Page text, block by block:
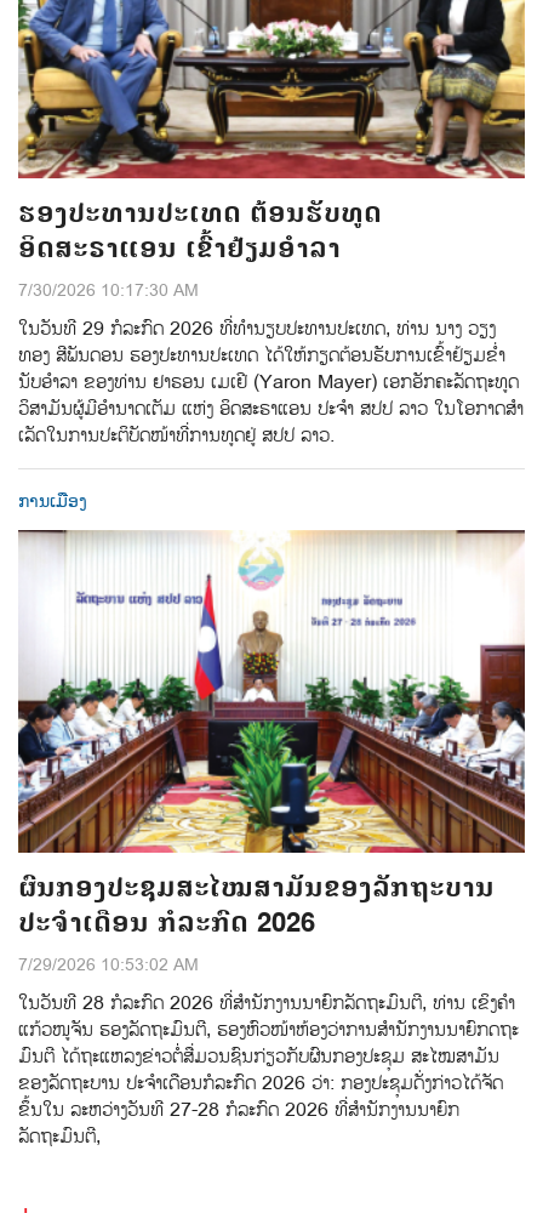
ຮອງປະທານປະເທດ ຕ້ອນຮັບທູດ
ອິດສະຣາແອນ ເຂົ້າຢ້ຽມອຳລາ
7/30/2026 10:17:30 AM
ໃນວັນທີ 29 ກໍລະກົດ 2026 ທີ່ທໍານຽບປະທານປະເທດ, ທ່ານ ນາງ ວຽງ
ທອງ ສີພັນດອນ ຮອງປະທານປະເທດ ໄດ້ໃຫ້ກຽດຕ້ອນຮັບການເຂົ້າຢ້ຽມຂໍ່າ
ນັບອໍາລາ ຂອງທ່ານ ຢາຣອນ ເມເຢີ (Yaron Mayer) ເອກອັກຄະລັດຖະທູດ
ວິສາມັນຜູ້ມີອຳນາດເຕັມ ແຫ່ງ ອິດສະຣາແອນ ປະຈຳ ສປປ ລາວ ໃນໂອກາດສໍາ
ເລັດໃນການປະຕິບັດໜ້າທີ່ການທູດຢູ່ ສປປ ລາວ.
ການເມືອງ
ຜົນກອງປະຊຸມສະໄໝສາມັນຂອງລັກຖະບານ
ປະຈຳເດືອນ ກໍລະກົດ 2026
7/29/2026 10:53:02 AM
ໃນວັນທີ 28 ກໍລະກົດ 2026 ທີ່ສໍານັກງານນາຍົກລັດຖະມົນຕີ, ທ່ານ ເຂິງຄຳ
ແກ້ວໜູຈັນ ຮອງລັດຖະມົນຕີ, ຮອງຫົວໜ້າຫ້ອງວ່າການສໍານັກງານນາຍົກດຖະ
ມົນຕີ ໄດ້ຖະແຫລງຂ່າວຕໍ່ສ່ືມວນຊົນກ່ຽວກັບຜົນກອງປະຊຸມ ສະໄໝສາມັນ
ຂອງລັດຖະບານ ປະຈຳເດືອນກໍລະກົດ 2026 ວ່າ: ກອງປະຊຸມດັ່ງກ່າວໄດ້ຈັດ
ຂຶ້ນໃນ ລະຫວ່າງວັນທີ 27-28 ກໍລະກົດ 2026 ທີ່ສໍານັກງານນາຍົກ
ລັດຖະມົນຕີ,